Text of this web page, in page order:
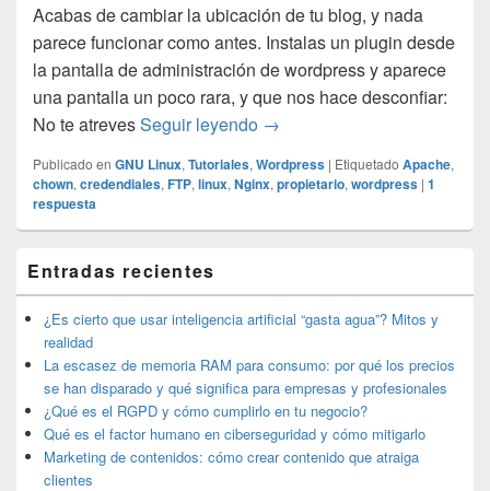
Acabas de cambiar la ubicación de tu blog, y nada
parece funcionar como antes. Instalas un plugin desde
la pantalla de administración de wordpress y aparece
una pantalla un poco rara, y que nos hace desconfiar:
No te atrevesSeguir leyendo WordPress me pide
→
Publicado en GNU Linux, Tutoriales, Wordpress | Etiquetado Apache,
chown, credendiales, FTP, linux, Nginx, propietario, wordpress | 1
respuesta
área
de
widget
barra
lateral
primaria
Entradas recientes
¿Es cierto que usar inteligencia artificial “gasta agua”? Mitos y
realidad
La escasez de memoria RAM para consumo: por qué los precios
se han disparado y qué significa para empresas y profesionales
¿Qué es el RGPD y cómo cumplirlo en tu negocio?
Qué es el factor humano en ciberseguridad y cómo mitigarlo
Marketing de contenidos: cómo crear contenido que atraiga
clientes